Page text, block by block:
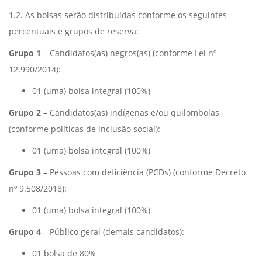
1.2. As bolsas serão distribuídas conforme os seguintes
percentuais e grupos de reserva:
Grupo 1 – Candidatos(as) negros(as) (conforme Lei nº
12.990/2014):
01 (uma) bolsa integral (100%)
Grupo 2 – Candidatos(as) indígenas e/ou quilombolas
(conforme políticas de inclusão social):
01 (uma) bolsa integral (100%)
Grupo 3 – Pessoas com deficiência (PCDs) (conforme Decreto
nº 9.508/2018):
01 (uma) bolsa integral (100%)
Grupo 4 – Público geral (demais candidatos):
01 bolsa de 80%